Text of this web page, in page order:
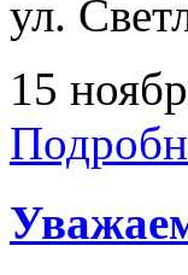
ул.
15